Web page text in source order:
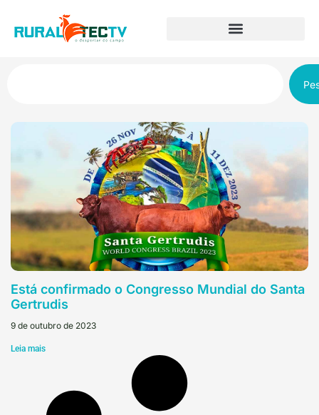
Está confirmado o Congresso Mundial do Santa
Gertrudis
9 de outubro de 2023
Leia mais